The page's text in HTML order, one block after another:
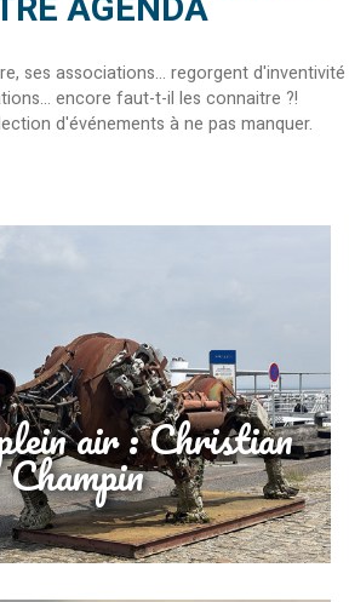
ses associations... regorgent d'inventivité
encore faut-t-il les connaitre ?!
d'événements à ne pas manquer.
air : Christian
Champin